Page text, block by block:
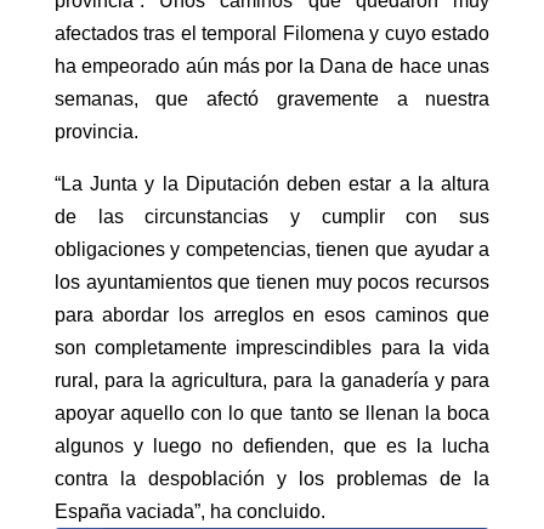
afectados tras el temporal Filomena y cuyo estado
ha empeorado aún más por la Dana de hace unas
semanas, que afectó gravemente a nuestra
provincia.
“La Junta y la Diputación deben estar a la altura
de las circunstancias y cumplir con sus
obligaciones y competencias, tienen que ayudar a
los ayuntamientos que tienen muy pocos recursos
para abordar los arreglos en esos caminos que
son completamente imprescindibles para la vida
rural, para la agricultura, para la ganadería y para
apoyar aquello con lo que tanto se llenan la boca
algunos y luego no defienden, que es la lucha
contra la despoblación y los problemas de la
España vaciada”, ha concluido.